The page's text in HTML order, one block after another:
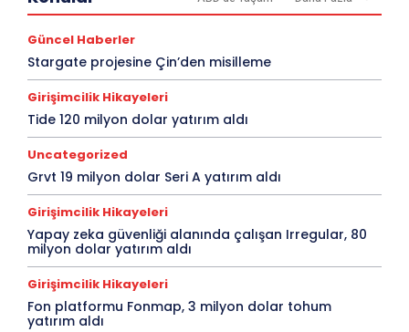
Güncel Haberler
Stargate projesine Çin’den misilleme
Girişimcilik Hikayeleri
Tide 120 milyon dolar yatırım aldı
Uncategorized
Grvt 19 milyon dolar Seri A yatırım aldı
Girişimcilik Hikayeleri
Yapay zeka güvenliği alanında çalışan Irregular, 80
milyon dolar yatırım aldı
Girişimcilik Hikayeleri
Fon platformu Fonmap, 3 milyon dolar tohum
yatırım aldı